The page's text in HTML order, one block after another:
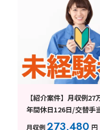
【紹介案件】月収例
年間休日126日/交替手
費支給/20～40代の男
月収例273,480 円